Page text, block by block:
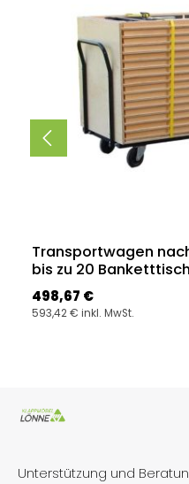
Transportwagen
bis zu 20
Regulärer Preis:
498,67 €
593,42 € inkl. MwSt.
Unterstützung und